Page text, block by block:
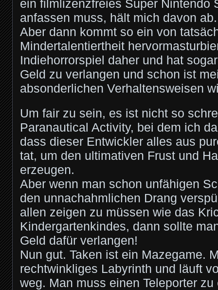
ein filmlizenzfreies Super Nintendo
anfassen muss, hält mich davon ab.
Aber dann kommt so ein von
Mindertalentiertheit
Indiehorrorspiel daher und hat
Geld zu verlangen und schon ist
absonderlichen Verhaltensweisen
Um fair zu sein, es ist nicht so
Paranautical Activity, bei dem ich
dass dieser Entwickler alles aus
tat, um den ultimativen Frust und
erzeugen.
Aber wenn man schon unfähigen
den unnachahmlichen Drang
allen zeigen zu müssen wie das
Kindergartenkindes, dann sollte
Geld dafür verlangen!
Nun gut. Taken ist ein Mazegame.
rechtwinkliges Labyrinth und läuft
weg. Man muss einen Teleporter